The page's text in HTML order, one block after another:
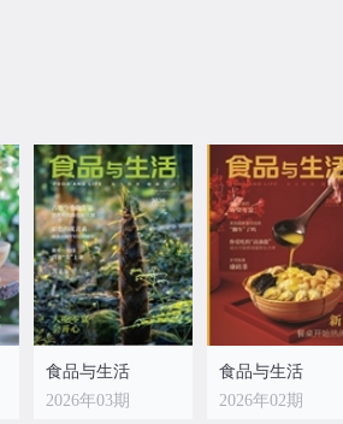
食品与生活
2026年03期
食品与生活
2026年02期